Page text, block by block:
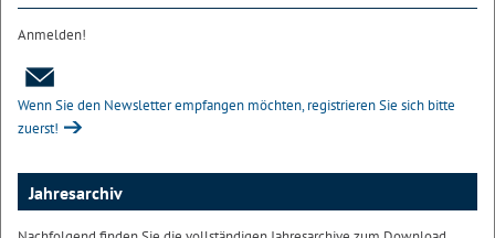
Anmelden!
Wenn Sie den Newsletter empfangen möchten, registrieren Sie sich bitte
zuerst!
Jahresarchiv